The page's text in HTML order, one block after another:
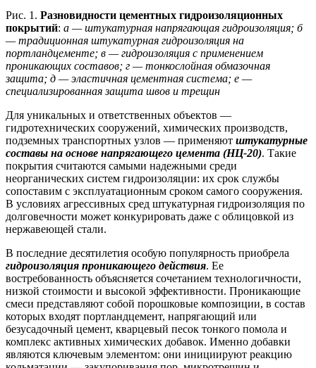
Рис. 1. Разновидности цементных гидроизоляционных
покрытий: а — штукатурная напрягающая гидроизоляция; б
— традиционная штукатурная гидроизоляция на
портландцементе; в — гидроизоляция с применением
проникающих составов; г — тонкослойная обмазочная
защита; д — эластичная цементная система; е —
специализированная защита швов и трещин
Для уникальных и ответственных объектов —
гидротехнических сооружений, химических производств,
подземных транспортных узлов — применяют штукатурные
составы на основе напрягающего цемента (НЦ-20). Такие
покрытия считаются самыми надежными среди
неорганических систем гидроизоляции: их срок службы
сопоставим с эксплуатационным сроком самого сооружения.
В условиях агрессивных сред штукатурная гидроизоляция по
долговечности может конкурировать даже с облицовкой из
нержавеющей стали.
В последние десятилетия особую популярность приобрела
гидроизоляция проникающего действия. Ее
востребованность объясняется сочетанием технологичности,
низкой стоимости и высокой эффективности. Проникающие
смеси представляют собой порошковые композиции, в состав
которых входят портландцемент, напрягающий или
безусадочный цемент, кварцевый песок тонкого помола и
комплекс активных химических добавок. Именно добавки
являются ключевым элементом: они инициируют реакцию